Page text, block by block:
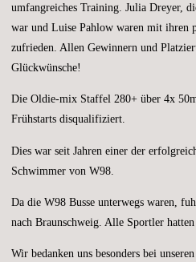
umfangreiches Training. Julia Dreyer,
war und Luise Pahlow waren mit ihren
zufrieden. Allen Gewinnern und
Glückwünsche!
Die Oldie-mix Staffel 280+ über 4x
Frühstarts disqualifiziert.
Dies war seit Jahren einer der
Schwimmer von W98.
Da die W98 Busse unterwegs waren,
nach Braunschweig. Alle Sportler
Wir bedanken uns besonders bei